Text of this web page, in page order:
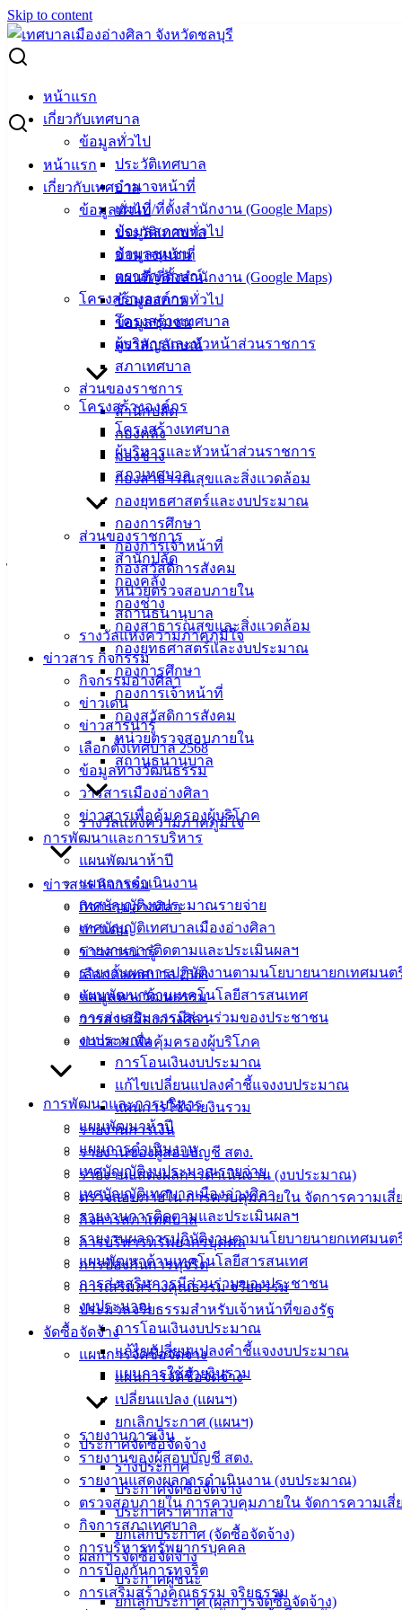
Skip to content
หน้าแรก
เกี่ยวกับเทศบาล
ข้อมูลทั่วไป
ประวัติเทศบาล
อำนาจหน้าที่
แผนที่/ที่ตั้งสำนักงาน (Google Maps)
ข้อมูลสภาพทั่วไป
ข้อมูลชุมชน
ตราสัญลักษณ์
โครงสร้างองค์กร
โครงสร้างเทศบาล
ผู้บริหารและหัวหน้าส่วนราชการ
สภาเทศบาล
ส่วนของราชการ
สำนักปลัด
กองคลัง
กองช่าง
กองสาธารณสุขและสิ่งแวดล้อม
กองยุทธศาสตร์และงบประมาณ
กองการศึกษา
กองการเจ้าหน้าที่
กองสวัสดิการสังคม
หน่วยตรวจสอบภายใน
สถานธนานุบาล
รางวัลแห่งความภาคภูมิใจ
ข่าวสาร กิจกรรม
กิจกรรมอ่างศิลา
ข่าวเด่น
ข่าวสารน่ารู้
เลือกตั้งเทศบาล 2568
ข้อมูลทางวัฒนธรรม
วารสารเมืองอ่างศิลา
ข่าวสารเพื่อคุ้มครองผู้บริโภค
การพัฒนาและการบริหาร
แผนพัฒนาห้าปี
แผนการดำเนินงาน
เทศบัญญัติงบประมาณรายจ่าย
เทศบัญญัติเทศบาลเมืองอ่างศิลา
รายงานการติดตามและประเมินผลฯ
รายงานผลการปฏิบัติงานตามนโยบายนายกเทศมนต
แผนพัฒนาด้านเทคโนโลยีสารสนเทศ
การส่งเสริมการมีส่วนร่วมของประชาชน
งบประมาณ
การโอนเงินงบประมาณ
แก้ไขเปลี่ยนแปลงคำชี้แจงงบประมาณ
แผนการใช้จ่ายงินรวม
รายงานการเงิน
รายงานของผู้สอบบัญชี สตง.
รายงานแสดงผลการดำเนินงาน (งบประมาณ)
ตรวจสอบภายใน การควบคุมภายใน จัดการความเสี่
กิจการสภาเทศบาล
การบริหารทรัพยากรบุคคล
การป้องกันการทุจริต
การเสริมสร้างคุณธรรม จริยธรรม
ประมวลจริยธรรมสำหรับเจ้าหน้าที่ของรัฐ
จัดซื้อจัดจ้าง
แผนการจัดซื้อจัดจ้าง
แผนการจัดซื้อจัดจ้าง
เปลี่ยนแปลง (แผนฯ)
ยกเลิกประกาศ (แผนฯ)
ประกาศจัดซื้อจัดจ้าง
ร่างประกาศ
ประกาศจัดซื้อจัดจ้าง
ประกาศราคากลาง
ยกเลิกประกาศ (จัดซื้อจัดจ้าง)
ผลการจัดซื้อจัดจ้าง
ประกาศผู้ชนะ
ยกเลิกประกาศ (ผลการจัดซื้อจัดจ้าง)
หน้าแรก
เกี่ยวกับเทศบาล
ข้อมูลทั่วไป
ประวัติเทศบาล
อำนาจหน้าที่
แผนที่/ที่ตั้งสำนักงาน (Google Maps)
ข้อมูลสภาพทั่วไป
ข้อมูลชุมชน
ตราสัญลักษณ์
โครงสร้างองค์กร
โครงสร้างเทศบาล
ผู้บริหารและหัวหน้าส่วนราชการ
สภาเทศบาล
ส่วนของราชการ
สำนักปลัด
กองคลัง
กองช่าง
กองสาธารณสุขและสิ่งแวดล้อม
กองยุทธศาสตร์และงบประมาณ
กองการศึกษา
กองการเจ้าหน้าที่
กองสวัสดิการสังคม
หน่วยตรวจสอบภายใน
สถานธนานุบาล
รางวัลแห่งความภาคภูมิใจ
ข่าวสาร กิจกรรม
กิจกรรมอ่างศิลา
ข่าวเด่น
ข่าวสารน่ารู้
เลือกตั้งเทศบาล 2568
ข้อมูลทางวัฒนธรรม
วารสารเมืองอ่างศิลา
ข่าวสารเพื่อคุ้มครองผู้บริโภค
การพัฒนาและการบริหาร
แผนพัฒนาห้าปี
แผนการดำเนินงาน
เทศบัญญัติงบประมาณรายจ่าย
เทศบัญญัติเทศบาลเมืองอ่างศิลา
รายงานการติดตามและประเมินผลฯ
รายงานผลการปฏิบัติงานตามนโยบายนายกเทศมนต
แผนพัฒนาด้านเทคโนโลยีสารสนเทศ
การส่งเสริมการมีส่วนร่วมของประชาชน
งบประมาณ
การโอนเงินงบประมาณ
แก้ไขเปลี่ยนแปลงคำชี้แจงงบประมาณ
แผนการใช้จ่ายงินรวม
รายงานการเงิน
รายงานของผู้สอบบัญชี สตง.
รายงานแสดงผลการดำเนินงาน (งบประมาณ)
ตรวจสอบภายใน การควบคุมภายใน จัดการความเสี่
กิจการสภาเทศบาล
การบริหารทรัพยากรบุคคล
การป้องกันการทุจริต
การเสริมสร้างคุณธรรม จริยธรรม
Search for:
การปฏิบัติตนที่ถูกต้องสำหรับผู้สัมผัสอาหาร
การปฏิบัติตนที่ถูกต้องสำหรับผู้สัมผัส
อาหาร
สิงหาคม 2, 2024 เมษายน 18, 2025
คลังความรู้
ผู้สัมผัสอาหาร หมายถึง บุคคลซึ่งทำหน้าที่เกี่ยวข้องกับอาหาร
ทั้งหมด ได้แก่
ผู้ปรุง-ผู้เสิร์ฟอาหาร
ผู้จำหน่ายอาหาร
ผู้ลำเลียงอาหาร ผู้ขนส่งอาหาร
ผู้เก็บและทำความสะอาดภาชนะอุปกรณ์
ผู้สัมผัสอาหาร เป็นบุคคลสำคัญที่อาจทำให้อาหารปนเปื้อนและ
เกิดการแพร่กระจายของเชื้อโรค สารเคมี วัตถุปลอมปนต่างๆ
ไปสู่ผู้บริโภคได้
ดังนั้น ผู้สัมผัสอาหารควรปฏิบัติตนให้ถูกต้องเพื่ออยู่ในสภาวะที่
ปลอดภัยไม่แพร่กระจายเชื้อโรคไปสู่ผู้บริโภค
ฝ่ายบริหารงานสาธารณสุข กองสาธารณสุขและสิ่งแวดล้อม
เทศบาลเมืองอ่างศิลา โทร. 09 0908 8282